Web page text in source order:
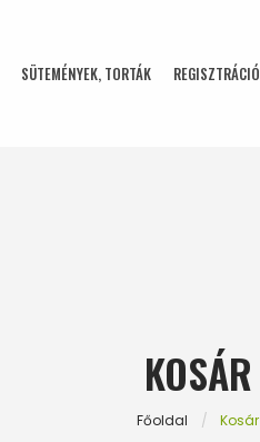
SÜTEMÉNYEK, TORTÁK REGISZTRÁCIÓ
KOSÁR
Főoldal Kosár